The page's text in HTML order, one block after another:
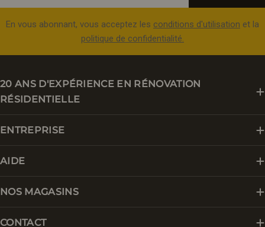
En vous abonnant, vous acceptez les conditions d'utilisation et la
politique de confidentialité.
20 ANS D'EXPÉRIENCE EN RÉNOVATION
RÉSIDENTIELLE
ENTREPRISE
AIDE
NOS MAGASINS
CONTACT